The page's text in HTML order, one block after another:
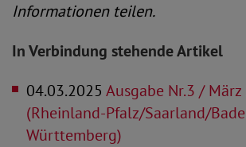
Informationen teilen.
In Verbindung stehende Artikel
04.03.2025 Ausgabe Nr.3 / März
(Rheinland-Pfalz/Saarland/
Württemberg)